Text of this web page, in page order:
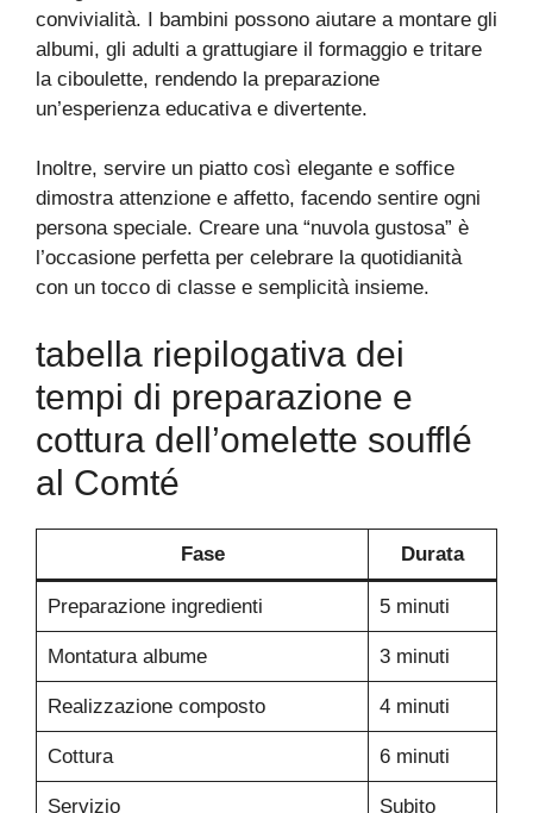
convivialità. I bambini possono aiutare a montare gli
albumi, gli adulti a grattugiare il formaggio e tritare
la ciboulette, rendendo la preparazione
un’esperienza educativa e divertente.
Inoltre, servire un piatto così elegante e soffice
dimostra attenzione e affetto, facendo sentire ogni
persona speciale. Creare una “nuvola gustosa” è
l’occasione perfetta per celebrare la quotidianità
con un tocco di classe e semplicità insieme.
tabella riepilogativa dei
tempi di preparazione e
cottura dell’omelette soufflé
al Comté
Fase Durata
Preparazione ingredienti 5 minuti
Montatura albume 3 minuti
Realizzazione composto 4 minuti
Cottura 6 minuti
Servizio Subito